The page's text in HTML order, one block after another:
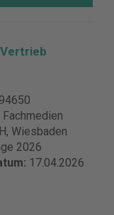
Wiesbaden
2026
17.04.2026